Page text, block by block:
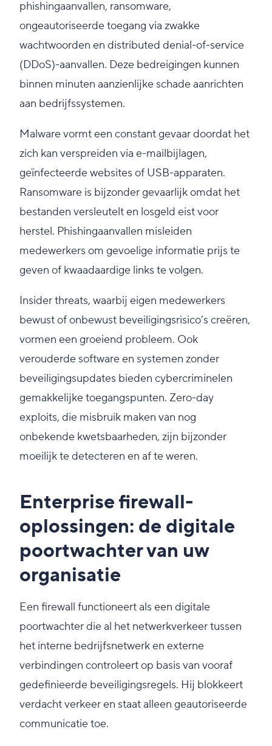
phishingaanvallen, ransomware,
ongeautoriseerde toegang via zwakke
wachtwoorden en distributed denial-of-service
(DDoS)-aanvallen. Deze bedreigingen kunnen
binnen minuten aanzienlijke schade aanrichten
aan bedrijfssystemen.
Malware vormt een constant gevaar doordat het
zich kan verspreiden via e-mailbijlagen,
geïnfecteerde websites of USB-apparaten.
Ransomware is bijzonder gevaarlijk omdat het
bestanden versleutelt en losgeld eist voor
herstel. Phishingaanvallen misleiden
medewerkers om gevoelige informatie prijs te
geven of kwaadaardige links te volgen.
Insider threats, waarbij eigen medewerkers
bewust of onbewust beveiligingsrisico’s creëren,
vormen een groeiend probleem. Ook
verouderde software en systemen zonder
beveiligingsupdates bieden cybercriminelen
gemakkelijke toegangspunten. Zero-day
exploits, die misbruik maken van nog
onbekende kwetsbaarheden, zijn bijzonder
moeilijk te detecteren en af te weren.
Enterprise firewall-
oplossingen: de digitale
poortwachter van uw
organisatie
Een firewall functioneert als een digitale
poortwachter die al het netwerkverkeer tussen
het interne bedrijfsnetwerk en externe
verbindingen controleert op basis van vooraf
gedefinieerde beveiligingsregels. Hij blokkeert
verdacht verkeer en staat alleen geautoriseerde
communicatie toe.